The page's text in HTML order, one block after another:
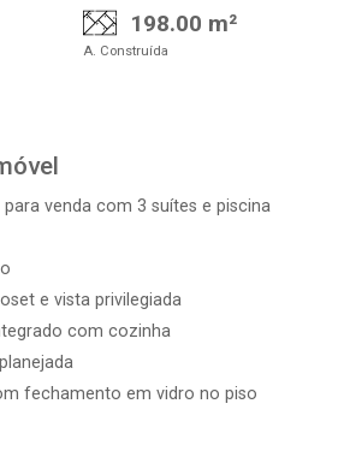
198.00 m²
A. Construída
venda com 3 suítes e piscina
e vista privilegiada
com cozinha
fechamento em vidro no piso